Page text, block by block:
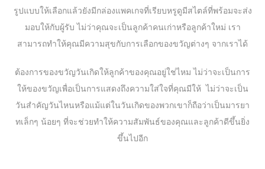
รูปแบบให้เลือกแล้วยังมีกล่องแพคเกจที่เรียบหรูดูมีสไตล์ที่พร้อมจะส่ง
มอบให้กับผู้รับ ไม่ว่าคุณจะเป็นลูกค้าคนเก่าหรือลูกค้าใหม่ เรา
สามารถทำให้คุณมีความสุขกับการเลือกของขวัญต่างๆ จากเราได้
ต้องการของขวัญวันเกิดให้ลูกค้าของคุณอยู่ใช่ไหม ไม่ว่าจะเป็นการ
ให้ของขวัญเพื่อเป็นการแสดงถึงความใส่ใจที่คุณมีให้ ไม่ว่าจะเป็น
วันสำคัญวันไหนหรือแม้แต่ในวันเกิดของพวกเขาก็ถือว่าเป็นมารยา
ทเล็กๆ น้อยๆ ที่จะช่วยทำให้ความสัมพันธ์ของคุณและลูกค้าดีขึ้นยิ่ง
ขึ้นไปอีก